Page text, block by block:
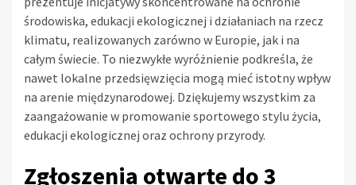
środowiska, edukacji ekologicznej i działaniach na rzecz
klimatu, realizowanych zarówno w Europie, jak i na
całym świecie. To niezwykłe wyróżnienie podkreśla, że
nawet lokalne przedsięwzięcia mogą mieć istotny wpływ
na arenie międzynarodowej. Dziękujemy wszystkim za
zaangażowanie w promowanie sportowego stylu życia,
edukacji ekologicznej oraz ochrony przyrody.
Zgłoszenia otwarte do 3